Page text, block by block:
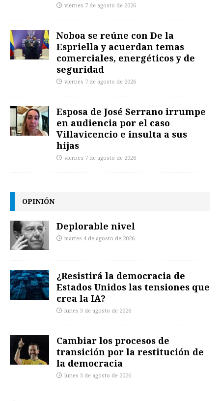
viernes 7 de agosto de 2026
Noboa se reúne con De la
Espriella y acuerdan temas
comerciales, energéticos y de
seguridad
viernes 7 de agosto de 2026
Esposa de José Serrano irrumpe
en audiencia por el caso
Villavicencio e insulta a sus
hijas
viernes 7 de agosto de 2026
OPINIÓN
Deplorable nivel
martes 4 de agosto de 2026
¿Resistirá la democracia de
Estados Unidos las tensiones que
crea la IA?
lunes 3 de agosto de 2026
Cambiar los procesos de
transición por la restitución de
la democracia
lunes 3 de agosto de 2026